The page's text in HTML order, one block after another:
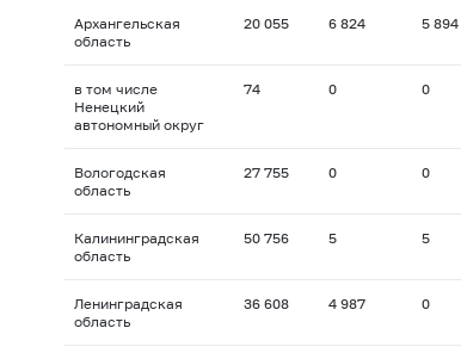
Архангельская
область
20 055 6 824 5 894
в том числе
Ненецкий
автономный округ
74 0 0
Вологодская
область
27 755 0 0
Калининградская
область
50 756 5 5
Ленинградская
область
36 608 4 987 0